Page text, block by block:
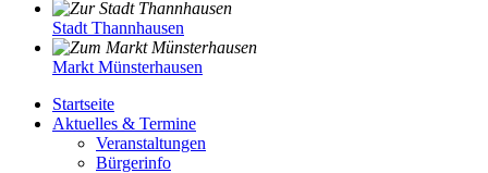
Stadt Thannhausen
Markt Münsterhausen
Startseite
Aktuelles & Termine
Veranstaltungen
Bürgerinfo